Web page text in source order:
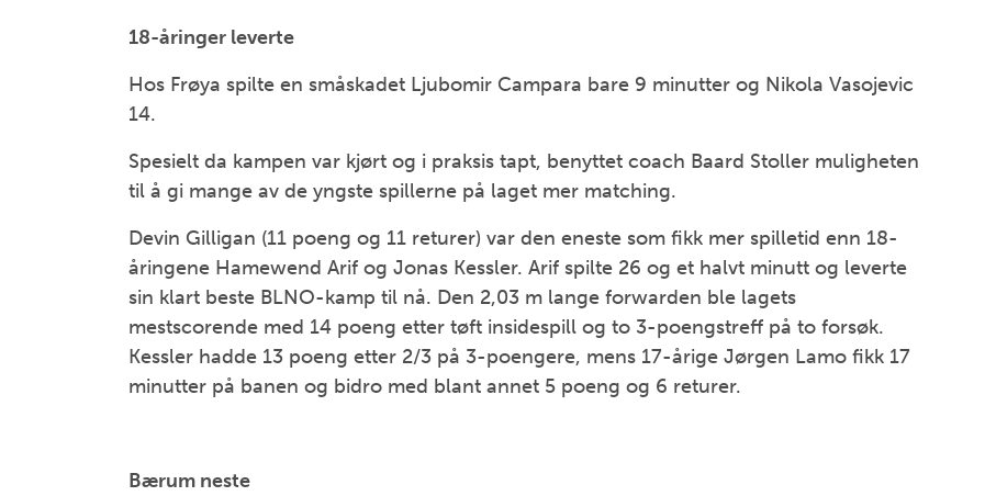
18-åringer leverte
Hos Frøya spilte en småskadet Ljubomir Campara bare 9 minutter og Nikola Vasojevic
14.
Spesielt da kampen var kjørt og i praksis tapt, benyttet coach Baard Stoller muligheten
til å gi mange av de yngste spillerne på laget mer matching.
Devin Gilligan (11 poeng og 11 returer) var den eneste som fikk mer spilletid enn 18-
åringene Hamewend Arif og Jonas Kessler. Arif spilte 26 og et halvt minutt og leverte
sin klart beste BLNO-kamp til nå. Den 2,03 m lange forwarden ble lagets
mestscorende med 14 poeng etter tøft insidespill og to 3-poengstreff på to forsøk.
Kessler hadde 13 poeng etter 2/3 på 3-poengere, mens 17-årige Jørgen Lamo fikk 17
minutter på banen og bidro med blant annet 5 poeng og 6 returer.
Bærum neste